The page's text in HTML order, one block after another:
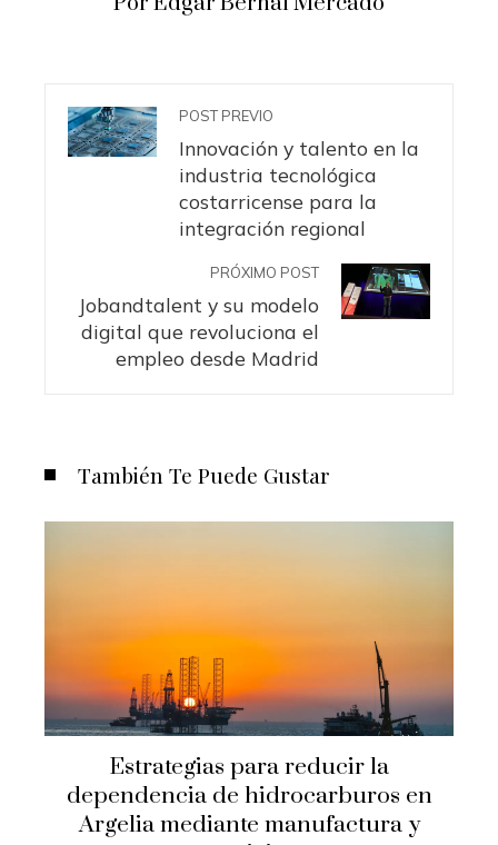
POST PREVIO
Innovación y talento en la
industria tecnológica
costarricense para la
integración regional
PRÓXIMO POST
Jobandtalent y su modelo
digital que revoluciona el
empleo desde Madrid
También Te Puede Gustar
Estrategias para reducir la
dependencia de hidrocarburos en
Argelia mediante manufactura y